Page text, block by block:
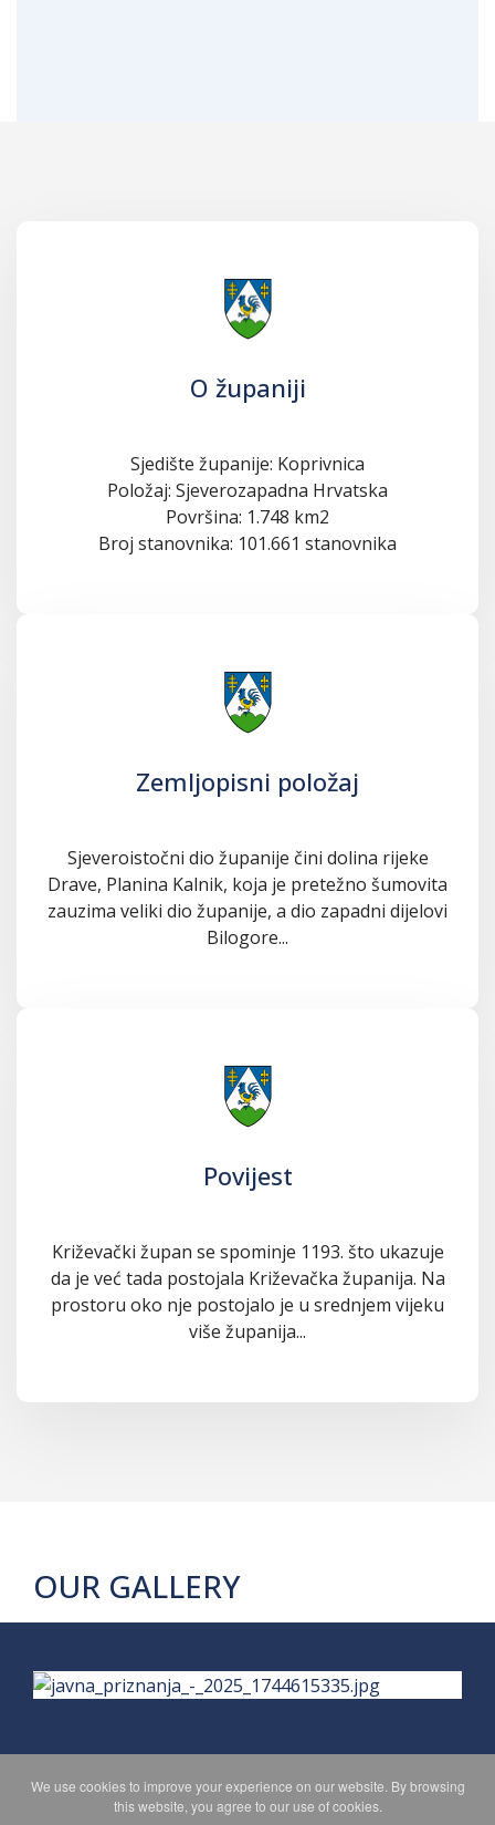
O županiji
Sjedište županije: Koprivnica
Položaj: Sjeverozapadna Hrvatska
Površina: 1.748 km2
Broj stanovnika: 101.661 stanovnika
Zemljopisni položaj
Sjeveroistočni dio županije čini dolina rijeke
Drave, Planina Kalnik, koja je pretežno šumovita
zauzima veliki dio županije, a dio zapadni dijelovi
Bilogore...
Povijest
Križevački župan se spominje 1193. što ukazuje
da je već tada postojala Križevačka županija. Na
prostoru oko nje postojalo je u srednjem vijeku
više županija...
OUR GALLERY
PRIVACY POLICY MAPA WEBA
We use cookies to improve your experience on our website. By browsing
this website, you agree to our use of cookies.